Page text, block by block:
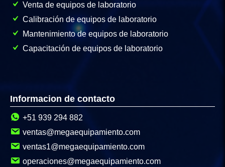
Venta de equipos de laboratorio
Calibración de equipos de laboratorio
Mantenimiento de equipos de laboratorio
Capacitación de equipos de laboratorio
Informacion de contacto
+51 939 294 882
ventas@megaequipamiento.com
ventas1@megaequipamiento.com
operaciones@megaequipamiento.com